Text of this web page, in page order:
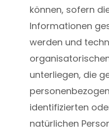
können, sofern
Informationen
werden und
unterliegen, die
identifizierten
natürlichen